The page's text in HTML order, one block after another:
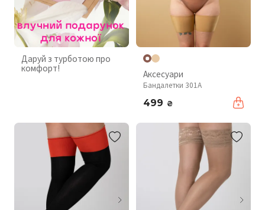
Даруй з турботою про
комфорт!
Аксесуари
Бандалетки 301A
499 ₴